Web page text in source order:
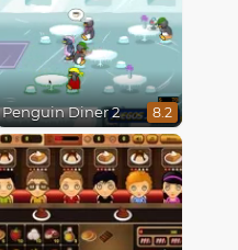
Penguin Diner 2 8.2